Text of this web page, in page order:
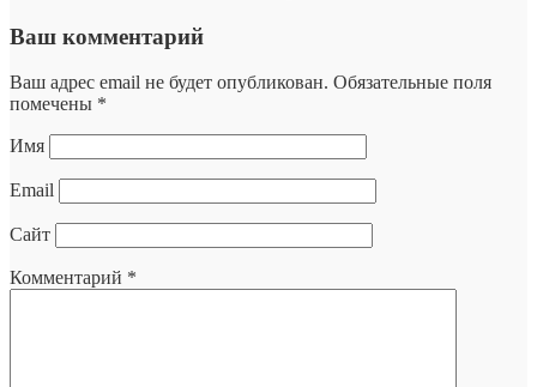
Ваш комментарий
Ваш адрес email не будет опубликован. Обязательные поля
помечены *
Имя
Email
Сайт
Комментарий *